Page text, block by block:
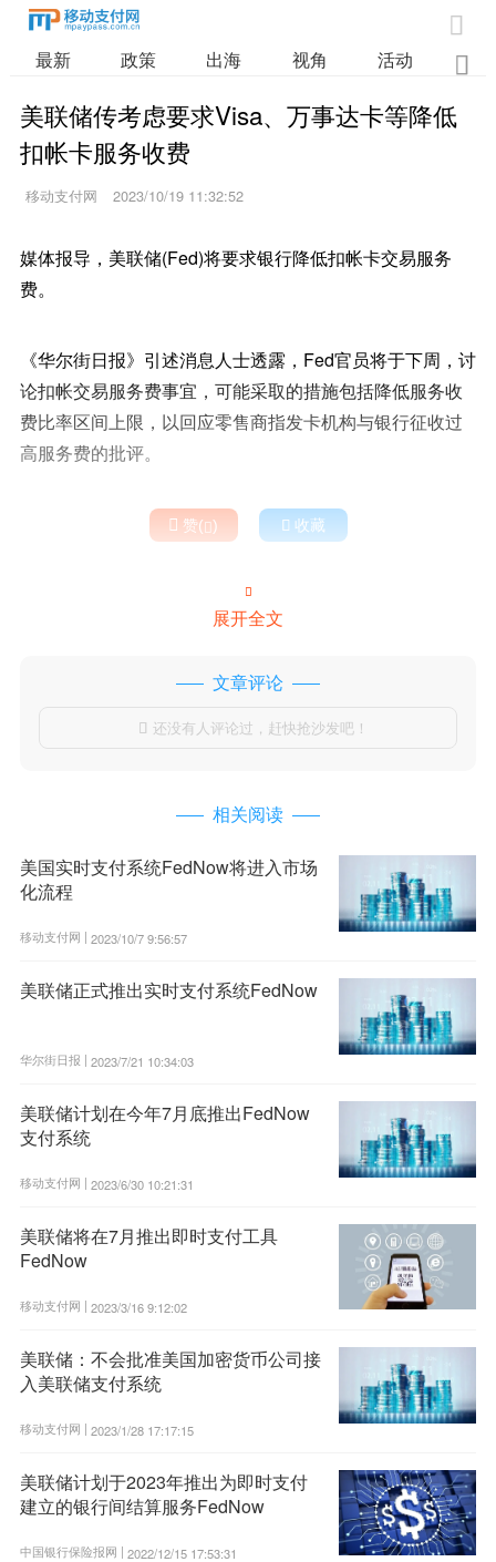

最新 政策 出海 视角 活动 业

美联储传考虑要求Visa、万事达卡等降低
扣帐卡服务收费
移动支付网 2023/10/19 11:32:52
媒体报导，美联储(Fed)将要求银行降低扣帐卡交易服务
费。
《华尔街日报》引述消息人士透露，Fed官员将于下周，讨
论扣帐交易服务费事宜，可能采取的措施包括降低服务收
费比率区间上限，以回应零售商指发卡机构与银行征收过
高服务费的批评。
 赞()  收藏

展开全文
文章评论
 还没有人评论过，赶快抢沙发吧！
相关阅读
美国实时支付系统FedNow将进入市场
化流程
移动支付网 | 2023/10/7 9:56:57
美联储正式推出实时支付系统FedNow
华尔街日报 | 2023/7/21 10:34:03
美联储计划在今年7月底推出FedNow
支付系统
移动支付网 | 2023/6/30 10:21:31
美联储将在7月推出即时支付工具
FedNow
移动支付网 | 2023/3/16 9:12:02
美联储：不会批准美国加密货币公司接
入美联储支付系统
移动支付网 | 2023/1/28 17:17:15
美联储计划于2023年推出为即时支付
建立的银行间结算服务FedNow
中国银行保险报网 | 2022/12/15 17:53:31